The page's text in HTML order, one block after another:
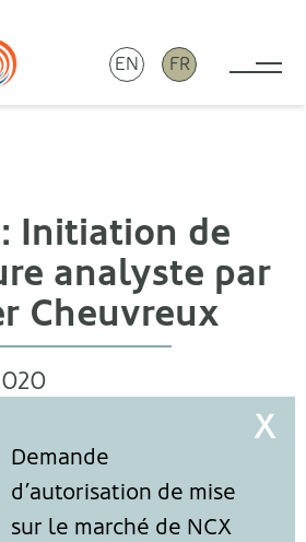
EN FR
Initiation de
analyste par
Cheuvreux
page